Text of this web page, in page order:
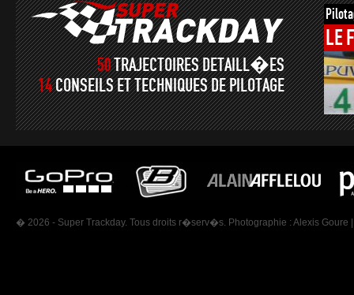
50TRAJECTOIRES DETAILL�ES
14CONSEILS ET TECHNIQUES DE PILOTAGE
LE
� 2026 - Super Trackday. Tous droits r�serv�s. Photographie : Alexis Goure